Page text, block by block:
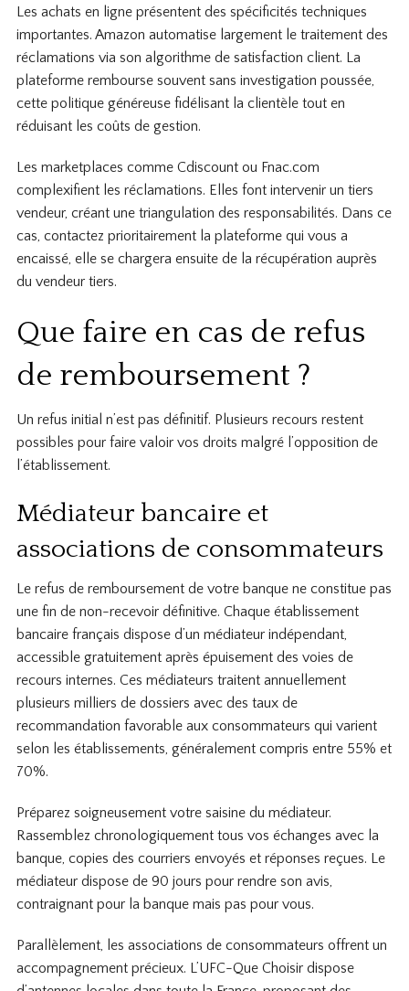
Les achats en ligne présentent des spécificités techniques
importantes. Amazon automatise largement le traitement des
réclamations via son algorithme de satisfaction client. La
plateforme rembourse souvent sans investigation poussée,
cette politique généreuse fidélisant la clientèle tout en
réduisant les coûts de gestion.
Les marketplaces comme Cdiscount ou Fnac.com
complexifient les réclamations. Elles font intervenir un tiers
vendeur, créant une triangulation des responsabilités. Dans ce
cas, contactez prioritairement la plateforme qui vous a
encaissé, elle se chargera ensuite de la récupération auprès
du vendeur tiers.
Que faire en cas de refus
de remboursement ?
Un refus initial n’est pas définitif. Plusieurs recours restent
possibles pour faire valoir vos droits malgré l’opposition de
l’établissement.
Médiateur bancaire et
associations de consommateurs
Le refus de remboursement de votre banque ne constitue pas
une fin de non-recevoir définitive. Chaque établissement
bancaire français dispose d’un médiateur indépendant,
accessible gratuitement après épuisement des voies de
recours internes. Ces médiateurs traitent annuellement
plusieurs milliers de dossiers avec des taux de
recommandation favorable aux consommateurs qui varient
selon les établissements, généralement compris entre 55% et
70%.
Préparez soigneusement votre saisine du médiateur.
Rassemblez chronologiquement tous vos échanges avec la
banque, copies des courriers envoyés et réponses reçues. Le
médiateur dispose de 90 jours pour rendre son avis,
contraignant pour la banque mais pas pour vous.
Parallèlement, les associations de consommateurs offrent un
accompagnement précieux. L’UFC-Que Choisir dispose